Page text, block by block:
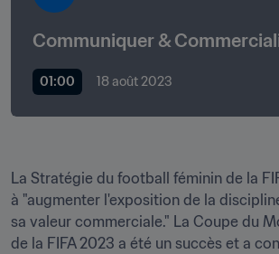
Communiquer &
01:00 18 août 2023
La Stratégie du football féminin de la
à "augmenter l'exposition de la
sa valeur commerciale." La Coupe du
de la FIFA 2023 a été un succès et a